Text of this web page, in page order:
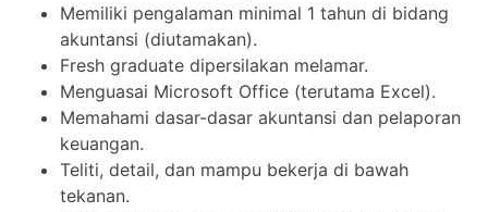
Memiliki pengalaman minimal 1 tahun di bidang
akuntansi (diutamakan).
Fresh graduate dipersilakan melamar.
Menguasai Microsoft Office (terutama Excel).
Memahami dasar-dasar akuntansi dan pelaporan
keuangan.
Teliti, detail, dan mampu bekerja di bawah
tekanan.